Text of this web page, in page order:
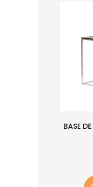
BASE